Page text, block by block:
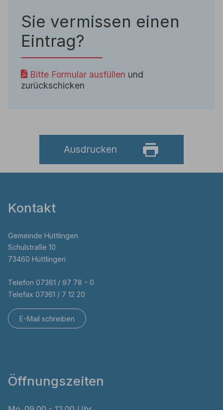
Sie vermissen einen
Eintrag?
Bitte Formular ausfüllen und
zurückschicken
Ausdrucken
Kontakt
Gemeinde Hüttlingen
Schulstraße 10
73460 Hüttlingen
Telefon 07361 / 97 78 - 0
Telefax 07361 / 7 12 20
E-Mail schreiben
Öffnungszeiten